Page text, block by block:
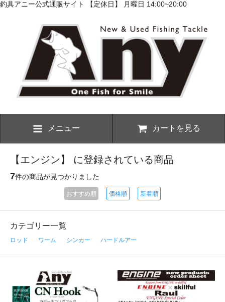
釣具アニー公式通販サイト 【定休日】 月曜日 14:00~20:00
メニュー カートを見る
【エンジン】 に登録されている商品
7件の商品が見つかりました
おすすめ順 価格順 新着順
カテゴリー一覧
ロッド ワーム シンカー ハードルアー